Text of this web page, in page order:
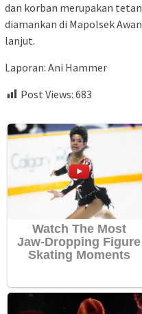
dan korban merupakan
diamankan di Mapolsek
lanjut.
Laporan: Ani Hammer
Post Views: 683